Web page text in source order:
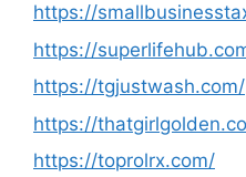
https://
https://
https://tgjustwash.com/
https://
https://toprolrx.com/